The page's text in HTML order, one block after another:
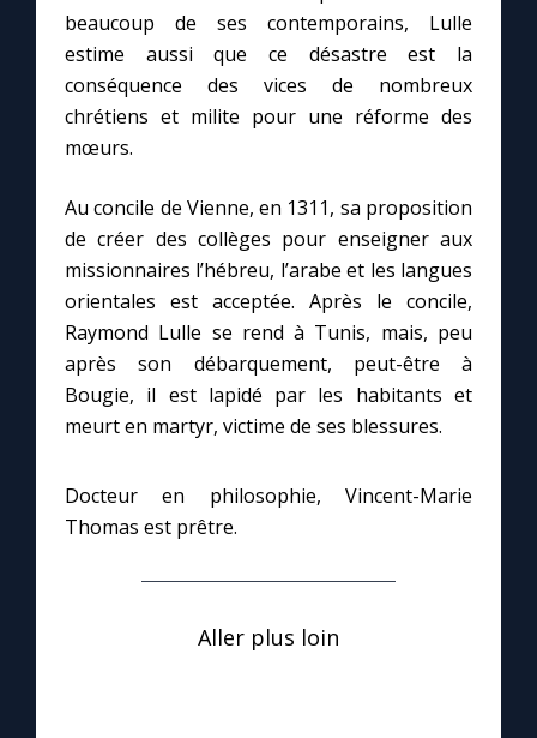
beaucoup de ses contemporains, Lulle
estime aussi que ce désastre est la
conséquence des vices de nombreux
chrétiens et milite pour une réforme des
mœurs.
Au concile de Vienne, en 1311, sa proposition
de créer des collèges pour enseigner aux
missionnaires l’hébreu, l’arabe et les langues
orientales est acceptée. Après le concile,
Raymond Lulle se rend à Tunis, mais, peu
après son débarquement, peut-être à
Bougie, il est lapidé par les habitants et
meurt en martyr, victime de ses blessures.
Docteur en philosophie, Vincent-Marie
Thomas est prêtre.
Aller plus loin